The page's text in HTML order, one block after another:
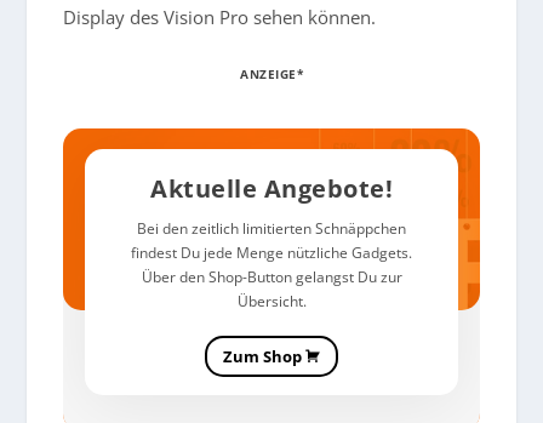
Display des Vision Pro sehen können.
ANZEIGE*
Aktuelle Angebote!
Bei den zeitlich limitierten Schnäppchen
findest Du jede Menge nützliche Gadgets.
Über den Shop-Button gelangst Du zur
Übersicht.
Zum Shop